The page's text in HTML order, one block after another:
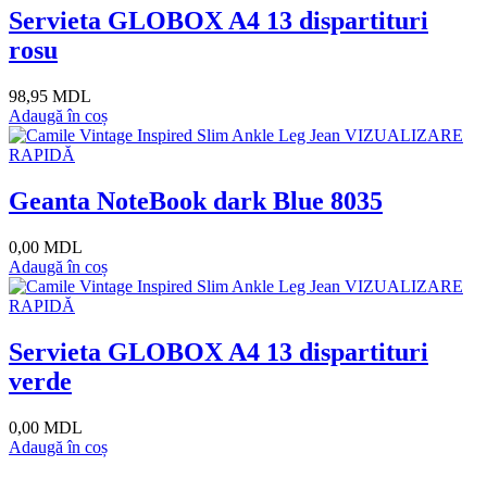
Servieta GLOBOX A4 13 dispartituri
rosu
98,95 MDL
Adaugă în coș
VIZUALIZARE
RAPIDĂ
Geanta NoteBook dark Blue 8035
0,00 MDL
Adaugă în coș
VIZUALIZARE
RAPIDĂ
Servieta GLOBOX A4 13 dispartituri
verde
0,00 MDL
Adaugă în coș